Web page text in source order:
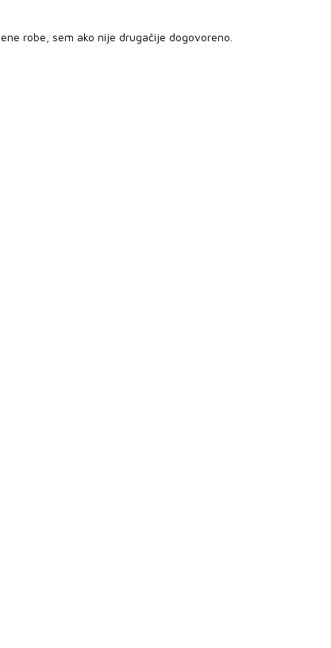
robe, sem ako nije drugačije dogovoreno.